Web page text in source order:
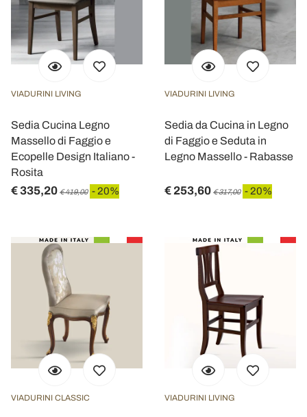
VIADURINI LIVING
Sedia Cucina Legno
Massello di Faggio e
Ecopelle Design Italiano -
Rosita
€ 335,20 € 419,00 - 20%
VIADURINI LIVING
Sedia da Cucina in Legno
di Faggio e Seduta in
Legno Massello - Rabasse
€ 253,60 € 317,00 - 20%
VIADURINI CLASSIC VIADURINI LIVING